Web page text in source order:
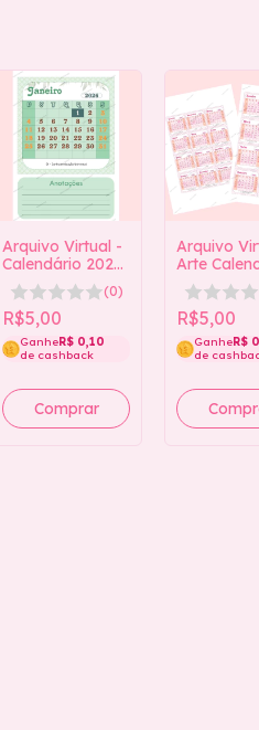
Arquivo Virtual -
Calendário 2026
tamanho A4
Verde
(0)
R$5,00
GanheR$ 0,10
de cashback
Arquivo
Arte
2026
tamanhos
R$5,00
GanheR$
de